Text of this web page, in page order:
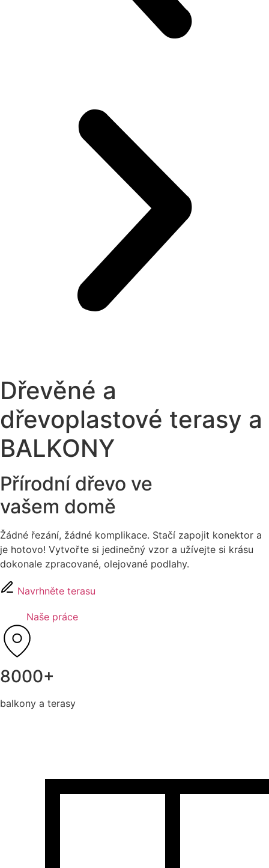
Dřevěné a
dřevoplastové terasy a
BALKONY
Přírodní dřevo ve
vašem domě
Žádné řezání, žádné komplikace. Stačí zapojit konektor a
je hotovo! Vytvořte si jedinečný vzor a užívejte si krásu
dokonale zpracované, olejované podlahy.
Navrhněte terasu
Naše práce
8000+
balkony a terasy